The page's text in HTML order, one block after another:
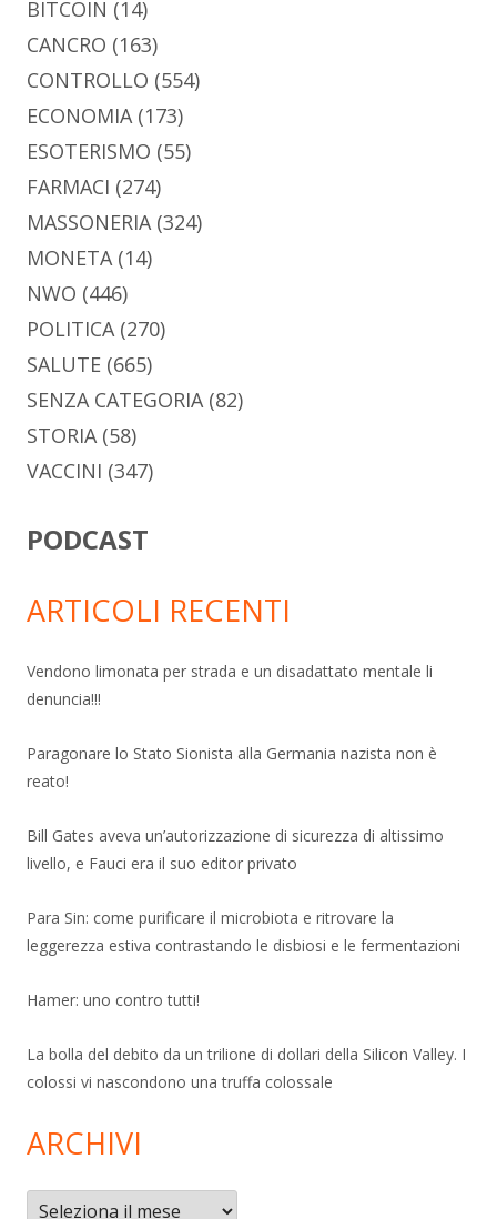
BITCOIN (14)
CANCRO (163)
CONTROLLO (554)
ECONOMIA(173)
ESOTERISMO (55)
FARMACI (274)
MASSONERIA(324)
MONETA(14)
NWO (446)
POLITICA(270)
SALUTE (665)
SENZA CATEGORIA(82)
STORIA(58)
VACCINI (347)
PODCAST
ARTICOLI RECENTI
Vendono limonata per strada e un disadattato mentale li
denuncia!!!
Paragonare lo Stato Sionista alla Germania nazista non è
reato!
Bill Gates aveva un’autorizzazione di sicurezza di altissimo
livello, e Fauci era il suo editor privato
Para Sin: come purificare il microbiota e ritrovare la
leggerezza estiva contrastando le disbiosi e le fermentazioni
Hamer: uno contro tutti!
La bolla del debito da un trilione di dollari della Silicon Valley. I
colossi vi nascondono una truffa colossale
ARCHIVI
Archivi